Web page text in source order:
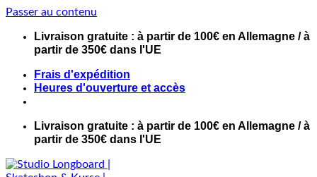
Passer au contenu
Livraison gratuite : à partir de 100€ en Allemagne / à
partir de 350€ dans l'UE
Frais d'expédition
Heures d'ouverture et accès
Livraison gratuite : à partir de 100€ en Allemagne / à
partir de 350€ dans l'UE